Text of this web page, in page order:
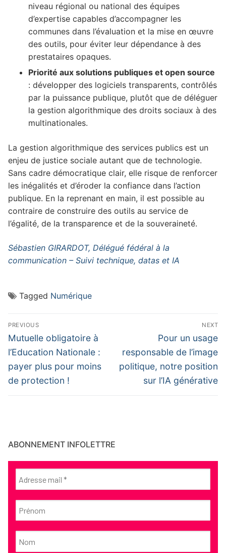
niveau régional ou national des équipes
d’expertise capables d’accompagner les
communes dans l’évaluation et la mise en œuvre
des outils, pour éviter leur dépendance à des
prestataires opaques.
Priorité aux solutions publiques et open source
: développer des logiciels transparents, contrôlés
par la puissance publique, plutôt que de déléguer
la gestion algorithmique des droits sociaux à des
multinationales.
La gestion algorithmique des services publics est un
enjeu de justice sociale autant que de technologie.
Sans cadre démocratique clair, elle risque de renforcer
les inégalités et d’éroder la confiance dans l’action
publique. En la reprenant en main, il est possible au
contraire de construire des outils au service de
l’égalité, de la transparence et de la souveraineté.
Sébastien GIRARDOT, Délégué fédéral à la
communication – Suivi technique, datas et IA
Tagged Numérique
Navigation
de
l’article
PREVIOUS
Previous
post:
Mutuelle obligatoire à
l’Education Nationale :
payer plus pour moins
de protection !
NEXT
Next
post:
Pour un usage
responsable de l’image
politique, notre position
sur l’IA générative
ABONNEMENT INFOLETTRE